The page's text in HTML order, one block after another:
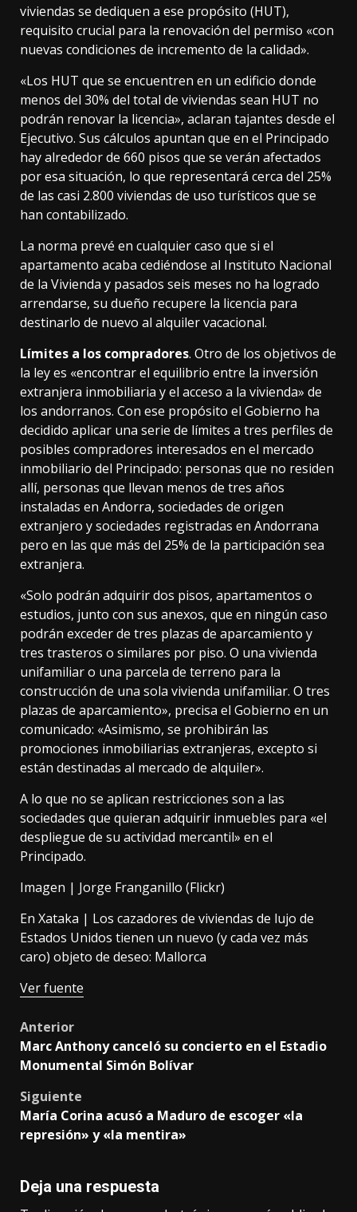
viviendas se dediquen a ese propósito (HUT),
requisito crucial para la renovación del permiso «con
nuevas condiciones de incremento de la calidad».
«Los HUT que se encuentren en un edificio donde
menos del 30% del total de viviendas sean HUT no
podrán renovar la licencia», aclaran tajantes desde el
Ejecutivo. Sus cálculos apuntan que en el Principado
hay alrededor de 660 pisos que se verán afectados
por esa situación, lo que representará cerca del 25%
de las casi 2.800 viviendas de uso turísticos que se
han contabilizado.
La norma prevé en cualquier caso que si el
apartamento acaba cediéndose al Instituto Nacional
de la Vivienda y pasados seis meses no ha logrado
arrendarse, su dueño recupere la licencia para
destinarlo de nuevo al alquiler vacacional.
Límites a los compradores. Otro de los objetivos de
la ley es «encontrar el equilibrio entre la inversión
extranjera inmobiliaria y el acceso a la vivienda» de
los andorranos. Con ese propósito el Gobierno ha
decidido aplicar una serie de límites a tres perfiles de
posibles compradores interesados en el mercado
inmobiliario del Principado: personas que no residen
allí, personas que llevan menos de tres años
instaladas en Andorra, sociedades de origen
extranjero y sociedades registradas en Andorrana
pero en las que más del 25% de la participación sea
extranjera.
«Solo podrán adquirir dos pisos, apartamentos o
estudios, junto con sus anexos, que en ningún caso
podrán exceder de tres plazas de aparcamiento y
tres trasteros o similares por piso. O una vivienda
unifamiliar o una parcela de terreno para la
construcción de una sola vivienda unifamiliar. O tres
plazas de aparcamiento», precisa el Gobierno en un
comunicado: «Asimismo, se prohibirán las
promociones inmobiliarias extranjeras, excepto si
están destinadas al mercado de alquiler».
A lo que no se aplican restricciones son a las
sociedades que quieran adquirir inmuebles para «el
despliegue de su actividad mercantil» en el
Principado.
Imagen | Jorge Franganillo (Flickr)
En Xataka | Los cazadores de viviendas de lujo de
Estados Unidos tienen un nuevo (y cada vez más
caro) objeto de deseo: Mallorca
Ver fuente
Post
navigation
Anterior
Marc Anthony canceló su concierto en el Estadio
Monumental Simón Bolívar
Siguiente
María Corina acusó a Maduro de escoger «la
represión» y «la mentira»
Deja una respuesta